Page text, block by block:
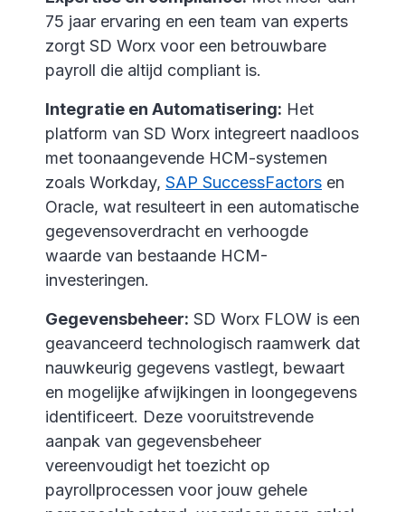
75 jaar ervaring en een team van experts
zorgt SD Worx voor een betrouwbare
payroll die altijd compliant is.
Integratie en Automatisering: Het
platform van SD Worx integreert naadloos
met toonaangevende HCM-systemen
zoals Workday, SAP SuccessFactors en
Oracle, wat resulteert in een automatische
gegevensoverdracht en verhoogde
waarde van bestaande HCM-
investeringen.
Gegevensbeheer: SD Worx FLOW is een
geavanceerd technologisch raamwerk dat
nauwkeurig gegevens vastlegt, bewaart
en mogelijke afwijkingen in loongegevens
identificeert. Deze vooruitstrevende
aanpak van gegevensbeheer
vereenvoudigt het toezicht op
payrollprocessen voor jouw gehele